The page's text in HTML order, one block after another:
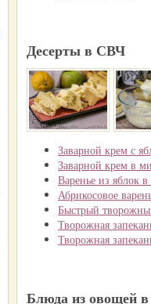
Десерты в СВЧ
Заварной крем с
Заварной крем в
Варенье из яблок
Абрикосовое
Быстрый
Творожная
Творожная
Блюда из овощей